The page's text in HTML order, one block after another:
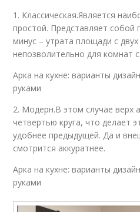
1. Классическая.Является
простой. Представляет собой
минус – утрата площади с
непозволительно для комнат
Арка на кухне: варианты
руками
2. Модерн.В этом случае верх
четвертью круга, что делает
удобнее предыдущей. Да и
смотрится аккуратнее.
Арка на кухне: варианты
руками